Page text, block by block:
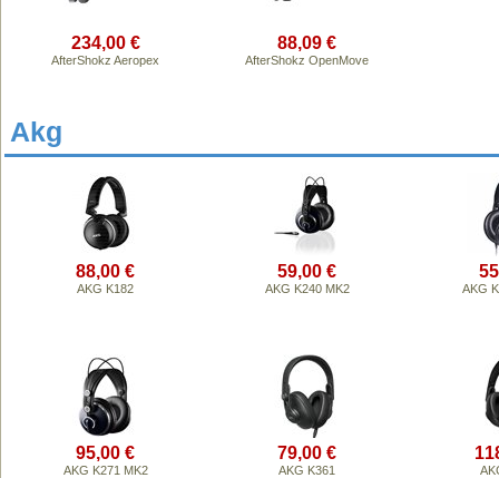
234,00 €
AfterShokz Aeropex
88,09 €
AfterShokz OpenMove
Akg
88,00 €
AKG K182
59,00 €
AKG K240 MK2 AKG
95,00 €
AKG K271 MK2
79,00 €
AKG K361